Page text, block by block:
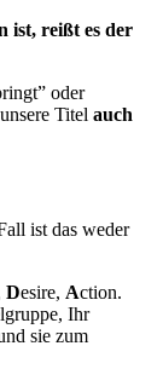
ist, reißt es der
oder
Titel auch
ist das weder
Desire, Action.
Ihr
sie zum